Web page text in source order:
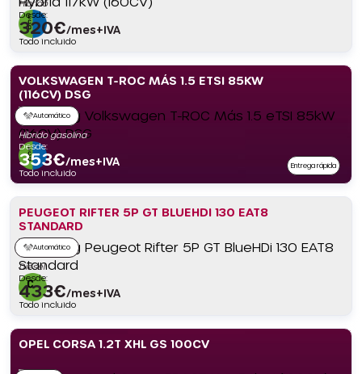
Híbrido
Desde:
320€/mes+IVA
Todo incluido
VOLKSWAGEN T-ROC MÁS 1.5 ETSI 85KW
(116CV) DSG
Automático
Híbrido gasolina
Desde:
353€/mes+IVA
Todo incluido
Entrega rápida
PEUGEOT RIFTER 5P GT BLUEHDI 130 EAT8
STANDARD
Automático
Diésel
Desde:
433€/mes+IVA
Todo incluido
OPEL CORSA 1.2T XHL GS 100CV